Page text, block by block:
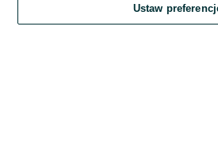
Kontynuując za pośrednictwem jednego z
OLX.pl w
Ustaw